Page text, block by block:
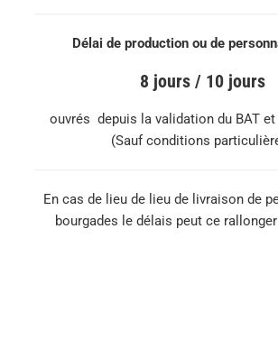
Délai de production ou de
8 jours / 10 jours
ouvrés depuis la validation du BAT et
(Sauf conditions
En cas de lieu de lieu de livraison de
bourgades le délais peut ce